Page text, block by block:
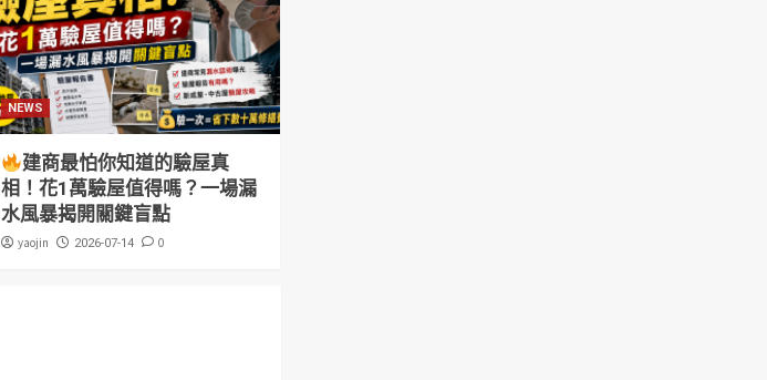
NEWS
建商最怕你知道的驗屋真
相！花1萬驗屋值得嗎？一場漏
水風暴揭開關鍵盲點
yaojin 2026-07-14 0